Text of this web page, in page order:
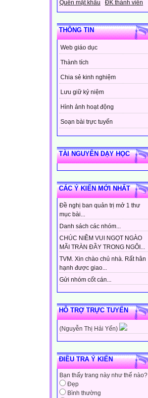
Quên mật khẩu ĐK thành viên
THÔNG TIN
Web giáo dục
Thành tích
Chia sẻ kinh nghiệm
Lưu giữ kỷ niệm
Hình ảnh hoạt động
Soạn bài trực tuyến
TÀI NGUYÊN DẠY HỌC
CÁC Ý KIẾN MỚI NHẤT
Đề nghị ban quản trị mở 1 thư
mục bài...
Danh sách các nhóm...
CHÚC NIỀM VUI NGỌT NGÀO
MÃI TRÀN ĐẦY TRONG NGÔI...
TVM. Xin chào chủ nhà. Rất hân
hạnh được giao...
Gửi nhóm cốt cán...
HỖ TRỢ TRỰC TUYẾN
(Nguyễn Thị Hải Yến)
ĐIỀU TRA Ý KIẾN
Bạn thấy trang này như thế nào?
Đẹp
Bình thường